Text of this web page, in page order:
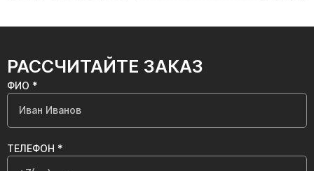
РАССЧИТАЙТЕ ЗАКАЗ
ФИО *
ТЕЛЕФОН *